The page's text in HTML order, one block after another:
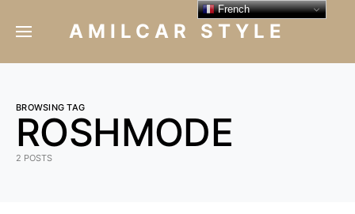
AMILCAR STYLE
BROWSING TAG
ROSHMODE
2 POSTS
French